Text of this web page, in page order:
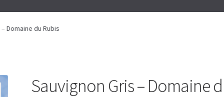
Domaine du Rubis
Sauvignon Gris – Domaine